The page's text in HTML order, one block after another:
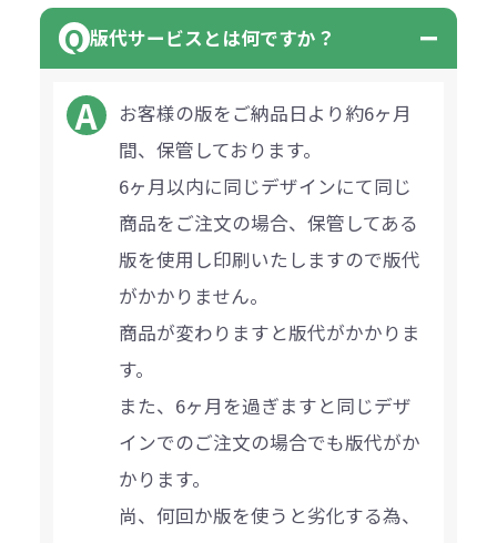
版代サービスとは何ですか？
お客様の版をご納品日より約6ヶ月
間、保管しております。
6ヶ月以内に同じデザインにて同じ
商品をご注文の場合、保管してある
版を使用し印刷いたしますので版代
がかかりません。
商品が変わりますと版代がかかりま
す。
また、6ヶ月を過ぎますと同じデザ
インでのご注文の場合でも版代がか
かります。
尚、何回か版を使うと劣化する為、